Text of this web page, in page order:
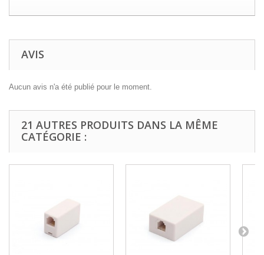
AVIS
Aucun avis n'a été publié pour le moment.
21 AUTRES PRODUITS DANS LA MÊME
CATÉGORIE :